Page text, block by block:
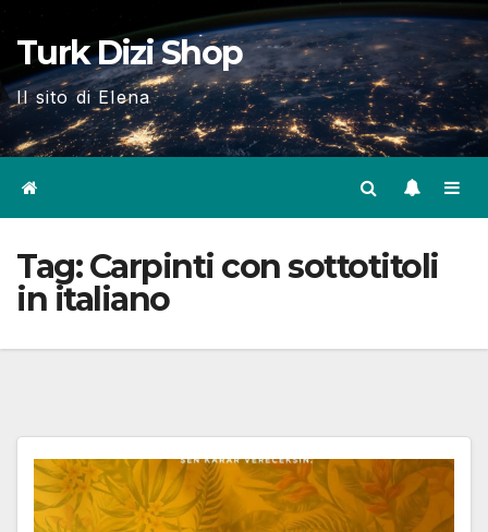
Skip
content
Turk Dizi Shop
Il sito di Elena
Tag:Carpinti con sottotitoli
in italiano